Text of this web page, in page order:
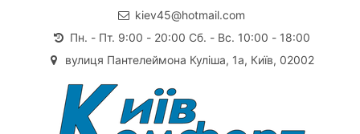
kiev45@hotmail.com
Пн. - Пт. 9:00 - 20:00 Сб. - Вс. 10:00 - 18:00
вулиця Пантелеймона Куліша, 1а, Київ, 02002